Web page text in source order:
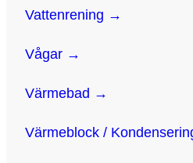
Vattenrening →
Vågar →
Värmebad →
Värmeblock /